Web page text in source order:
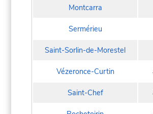
Montcarra
Sermérieu
Saint-Sorlin-de-Morestel
Vézeronce-Curtin
Saint-Chef